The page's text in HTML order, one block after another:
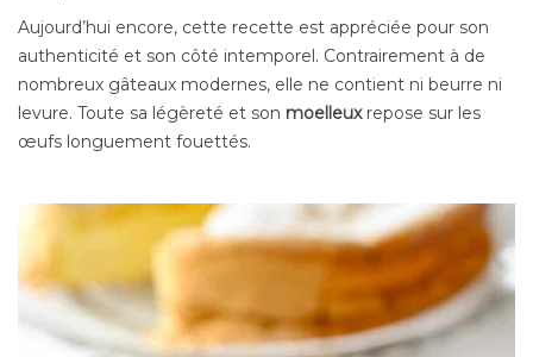
Aujourd’hui encore, cette recette est appréciée pour son
authenticité et son côté intemporel. Contrairement à de
nombreux gâteaux modernes, elle ne contient ni beurre ni
levure. Toute sa légèreté et son moelleuxrepose sur les
œufs longuement fouettés.